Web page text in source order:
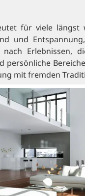
für viele
und
nach Erlebnissen,
persönliche
mit fremden